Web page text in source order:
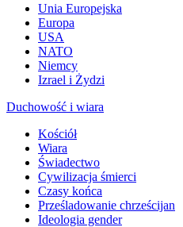
Unia Europejska
Europa
USA
NATO
Niemcy
Izrael i Żydzi
Duchowość i wiara
Kościół
Wiara
Świadectwo
Cywilizacja śmierci
Czasy końca
Prześladowanie chrześcijan
Ideologia gender